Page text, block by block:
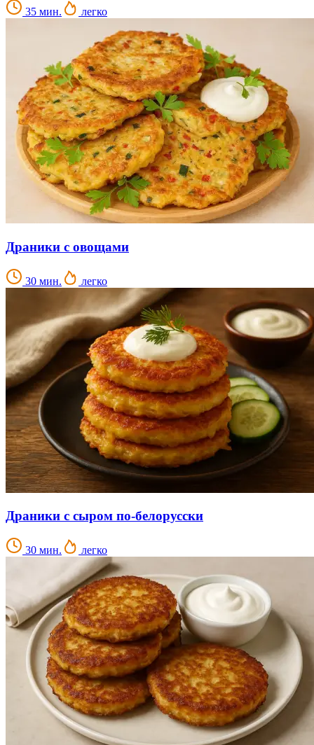
35 мин. легко
Драники с овощами
30 мин. легко
Драники с сыром по-белорусски
30 мин. легко